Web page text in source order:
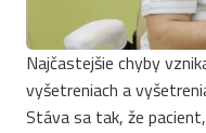
Najčastejšie chyby
vyšetreniach a
Stáva sa tak, že